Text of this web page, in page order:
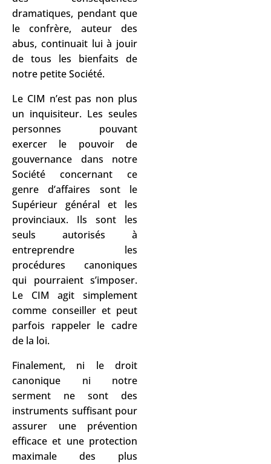
dramatiques, pendant que
le confrère, auteur des
abus, continuait lui à jouir
de tous les bienfaits de
notre petite Société.
Le CIM n’est pas non plus
un inquisiteur. Les seules
personnes pouvant
exercer le pouvoir de
gouvernance dans notre
Société concernant ce
genre d’affaires sont le
Supérieur général et les
provinciaux. Ils sont les
seuls autorisés à
entreprendre les
procédures canoniques
qui pourraient s’imposer.
Le CIM agit simplement
comme conseiller et peut
parfois rappeler le cadre
de la loi.
Finalement, ni le droit
canonique ni notre
serment ne sont des
instruments suffisant pour
assurer une prévention
efficace et une protection
maximale des plus